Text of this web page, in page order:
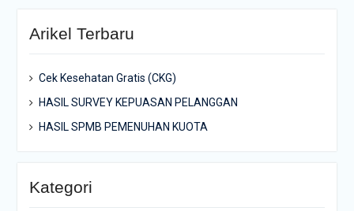
Arikel Terbaru
Cek Kesehatan Gratis (CKG)
HASIL SURVEY KEPUASAN PELANGGAN
HASIL SPMB PEMENUHAN KUOTA
Kategori